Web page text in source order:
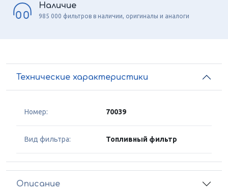
Наличие
985 000 фильтров в наличии, оригиналы и аналоги
Технические характеристики
Номер: 70039
Вид фильтра: Топливный фильтр
Описание